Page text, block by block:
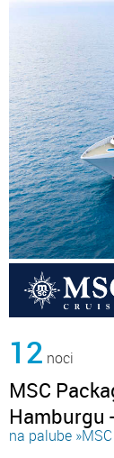
12 noci
MSC
Hamburgu
na palube